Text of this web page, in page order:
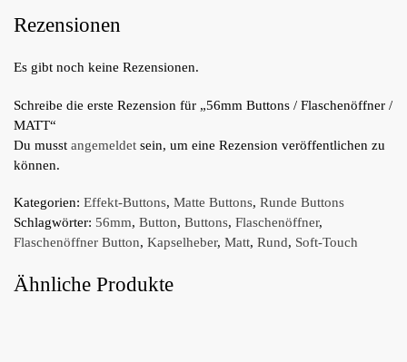
Rezensionen
Es gibt noch keine Rezensionen.
Schreibe die erste Rezension für „56mm Buttons / Flaschenöffner /
MATT“
Du musst angemeldet sein, um eine Rezension veröffentlichen zu
können.
Kategorien: Effekt-Buttons, Matte Buttons, Runde Buttons
Schlagwörter: 56mm, Button, Buttons, Flaschenöffner,
Flaschenöffner Button, Kapselheber, Matt, Rund, Soft-Touch
Ähnliche Produkte